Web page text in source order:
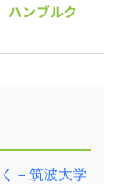
ハンブルク
－筑波大学